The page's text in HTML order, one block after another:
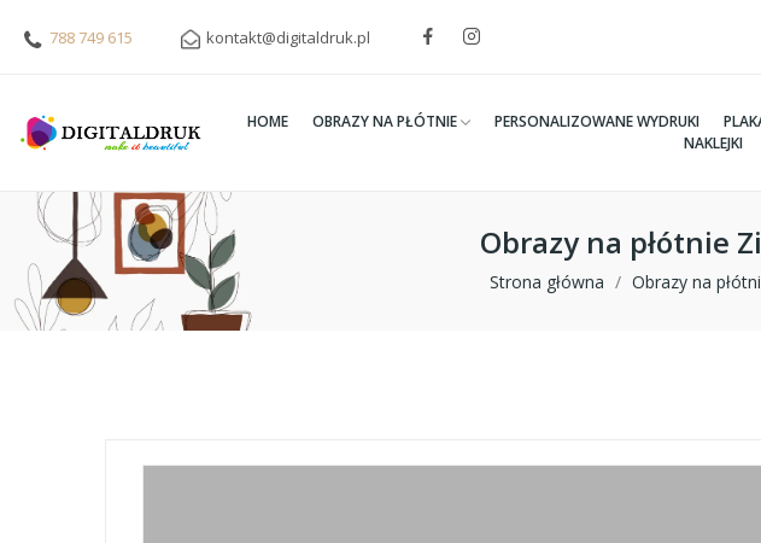
788 749 615 kontakt@digitaldruk.pl
HOME OBRAZY NA PŁÓTNIE PERSONALIZOWANE WYDRUKI
NAKLEJKI
Obrazy na płótnie
Strona główna Obrazy na